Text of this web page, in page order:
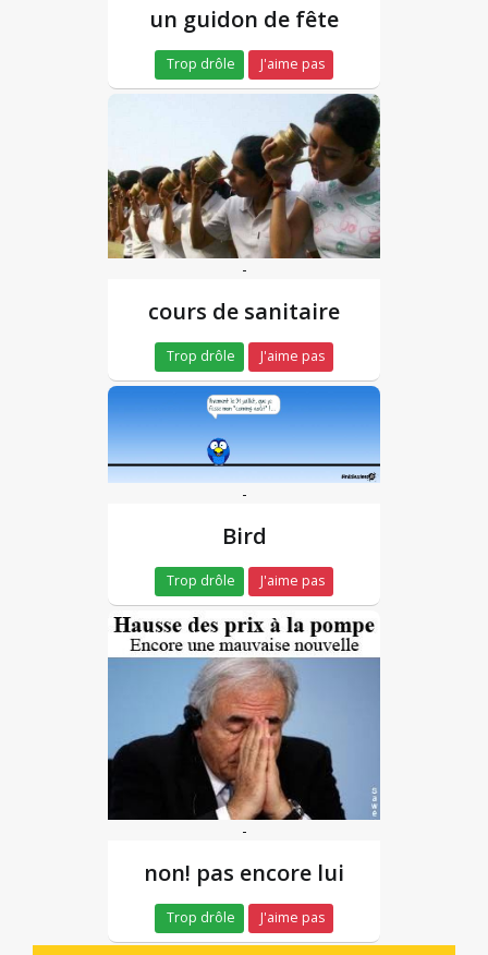
un guidon de fête
Trop drôle J'aime pas
-
cours de sanitaire
Trop drôle J'aime pas
-
Bird
Trop drôle J'aime pas
-
non! pas encore lui
Trop drôle J'aime pas